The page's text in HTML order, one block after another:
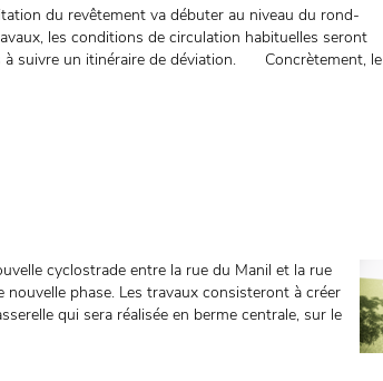
du revêtement va débuter au niveau du rond-
les conditions de circulation habituelles seront
à suivre un itinéraire de déviation. Concrètement, le
cyclostrade entre la rue du Manil et la rue
nouvelle phase. Les travaux consisteront à créer
qui sera réalisée en berme centrale, sur le